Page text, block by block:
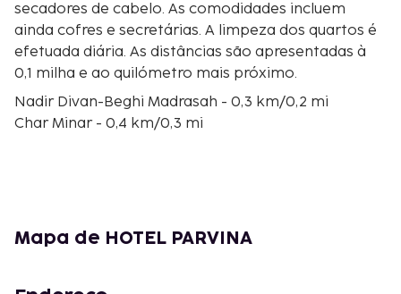
secadores de cabelo. As comodidades incluem
ainda cofres e secretárias. A limpeza dos quartos é
efetuada diária. As distâncias são apresentadas à
0,1 milha e ao quilómetro mais próximo.
Nadir Divan-Beghi Madrasah - 0,3 km/0,2 mi
Char Minar - 0,4 km/0,3 mi
Museu de Arte - 0,7 km/0,4 mi
Madraça Kukeltash - 0,7 km/0,4 mi
Mapa de HOTEL PARVINA